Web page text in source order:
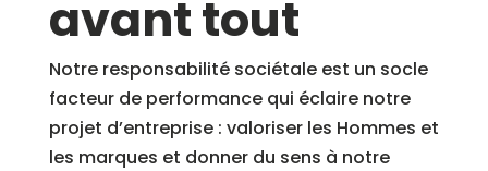
avant tout
Notre responsabilité sociétale est un socle
facteur de performance qui éclaire notre
projet d’entreprise : valoriser les Hommes et
les marques et donner du sens à notre